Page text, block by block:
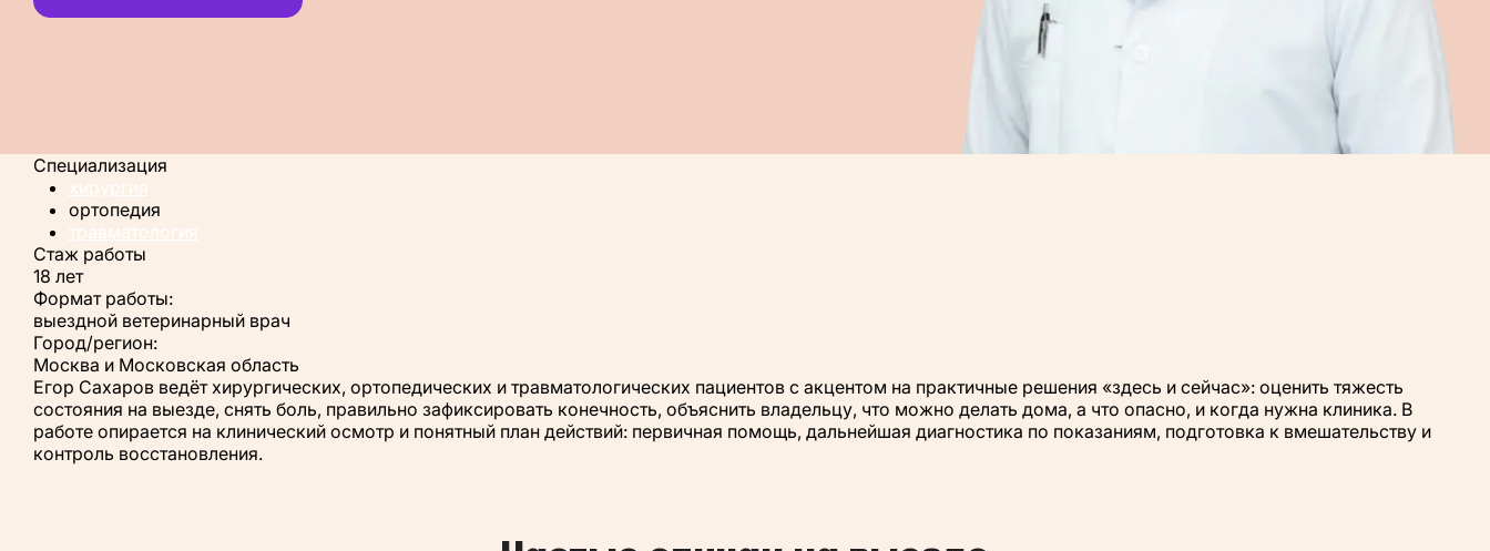
Специализация
хирургия
ортопедия
травматология
Стаж работы
18 лет
Формат работы:
выездной ветеринарный врач
Город/регион:
Москва и Московская область
Егор Сахаров ведёт хирургических, ортопедических и травматологических пациентов с акцентом на практичные решения «здесь и сейчас»: оценить тяжесть
состояния на выезде, снять боль, правильно зафиксировать конечность, объяснить владельцу, что можно делать дома, а что опасно, и когда нужна клиника. В
работе опирается на клинический осмотр и понятный план действий: первичная помощь, дальнейшая диагностика по показаниям, подготовка к вмешательству и
контроль восстановления.